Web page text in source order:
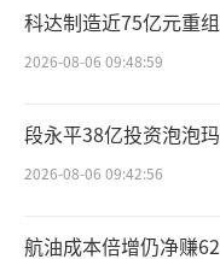
数据显示，
栏肥猪的成本降
新希望在今年4月
这与新希望
希望成立养猪BG
科达制造近75亿元重
2026-08-06 09:48:59
段永平38亿投资泡泡
2026-08-06 09:42:56
航油成本倍增仍净赚